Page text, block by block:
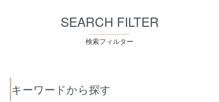
SEARCH FILTER
検索フィルター
キーワードから探す